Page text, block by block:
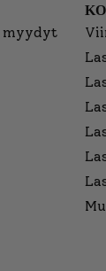
myydyt